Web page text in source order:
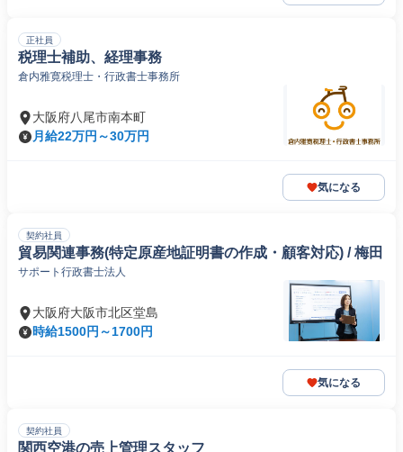
正社員
税理士補助、経理事務
倉内雅寛税理士・行政書士事務所
大阪府八尾市南本町
月給22万円～30万円
気になる
契約社員
貿易関連事務(特定原産地証明書の作成・顧客対応) / 梅田
サポート行政書士法人
大阪府大阪市北区堂島
時給1500円～1700円
気になる
契約社員
関西空港の売上管理スタッフ